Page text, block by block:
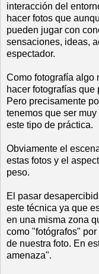
interacción del
hacer fotos que
pueden jugar con
sensaciones, ideas,
espectador.
Como fotografía algo
hacer fotografías
Pero precisamente
tenemos que ser
este tipo de práctica.
Obviamente el
estas fotos y el
peso.
El pasar
este técnica ya que
en una misma zona
como "fotógrafos"
de nuestra foto. En
amenaza".